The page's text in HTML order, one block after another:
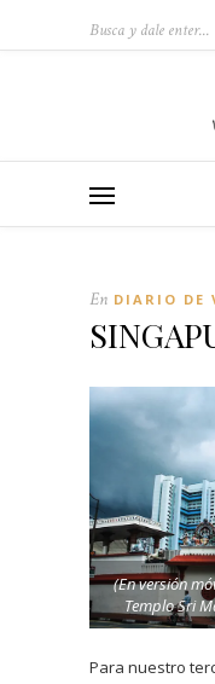
En DIARIO DE
(En versión
Templo Sri
Para nuestro